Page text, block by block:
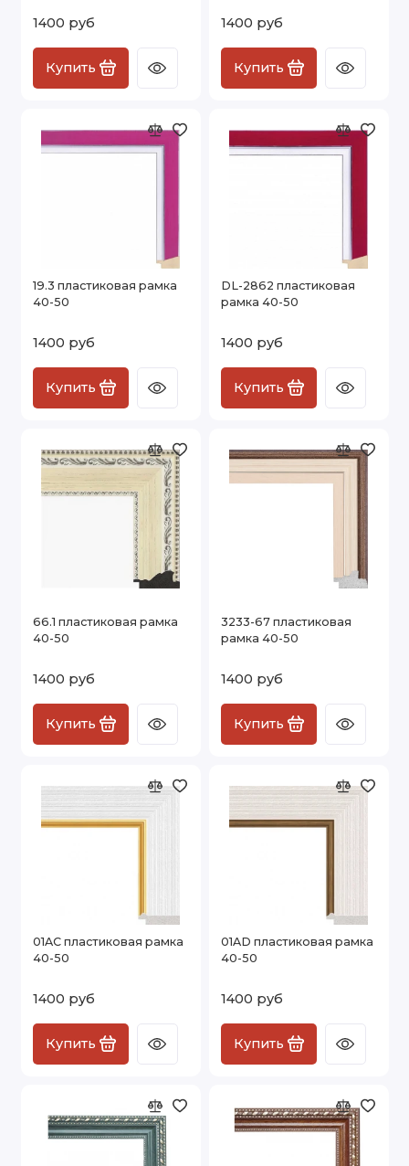
1400 руб
Купить
1400 руб
Купить
19.3 пластиковая рамка
40-50
1400 руб
Купить
DL-2862 пластиковая
рамка 40-50
1400 руб
Купить
66.1 пластиковая рамка
40-50
1400 руб
Купить
3233-67 пластиковая
рамка 40-50
1400 руб
Купить
01AC пластиковая рамка
40-50
1400 руб
Купить
01AD пластиковая рамка
40-50
1400 руб
Купить